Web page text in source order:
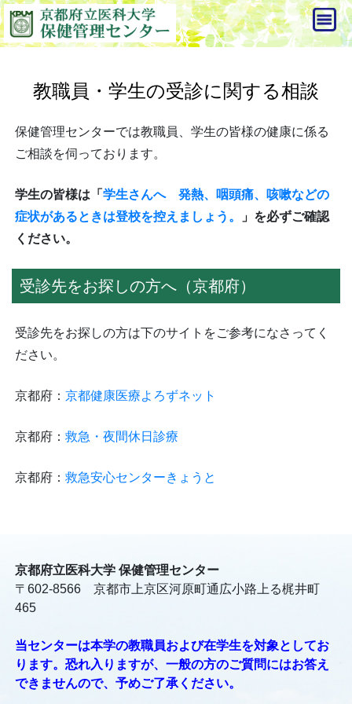
教職員・学生の受診に関する相談
保健管理センターでは教職員、学生の皆様の健康に係る
ご相談を伺っております。
学生の皆様は「 学生さんへ 発熱、咽頭痛、咳嗽などの
症状があるときは登校を控えましょう。
」を必ずご確認
ください。
受診先をお探しの方へ（京都府）
受診先をお探しの方は下のサイトをご参考になさってく
ださい。
京都府： 京都健康医療よろずネット
京都府： 救急・夜間休日診療
京都府： 救急安心センターきょうと
京都府立医科大学 保健管理センター
〒602-8566 京都市上京区河原町通広小路上る梶井町
465
当センターは本学の教職員および在学生を対象としてお
ります。恐れ入りますが、一般の方のご質問にはお答え
できませんので、予めご了承ください。